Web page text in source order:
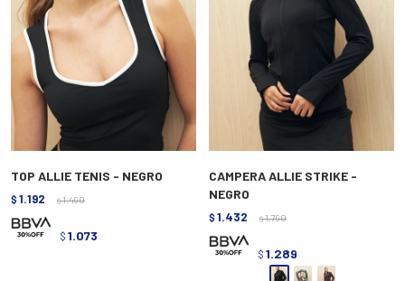
TOP ALLIE TENIS - NEGRO
$ 1.192 $ 1.490
$ 1.073
CAMPERA ALLIE STRIKE -
NEGRO
$ 1.432 $ 1.790
$ 1.289